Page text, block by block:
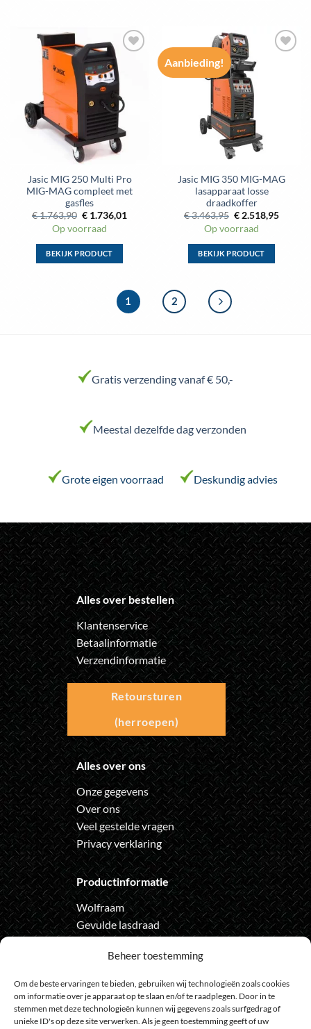
Beheer toestemming
Om de beste ervaringen te bieden, gebruiken wij technologieën zoals cookies
om informatie over je apparaat op te slaan en/of te raadplegen. Door in te
stemmen met deze technologieën kunnen wij gegevens zoals surfgedrag of
unieke ID's op deze site verwerken. Als je geen toestemming geeft of uw
Toevoegen
aan
wenslijst
Jasic MIG 250 Multi Pro
MIG-MAG compleet met
gasfles
€1.763,90 Oorspronkelijke
was:
€ 1.763,90.
€ 1.736,01Huidige
Op voorraad
BEKIJK PRODUCT
Aanbieding!
Toevoegen
Jasic MIG 350 MIG-MAG
lasapparaat losse
draadkoffer
€3.463,95 Oorspronkelijke
was:
€ 3.463,95.
€2.518,95
Op voorraad
BEKIJK PRODUCT
1 2
Gratis verzending vanaf € 50,-
Meestal dezelfde dag verzonden
Grote eigen voorraad Deskundig advies
Alles over bestellen
Klantenservice
Betaalinformatie
Verzendinformatie
Retoursturen
(herroepen)
Alles over ons
Onze gegevens
Over ons
Veel gestelde vragen
Privacy verklaring
Productinformatie
Wolfraam
Gevulde lasdraad
Onze nieuwsbrief
Meld je aan voor de nieuwsbrief
en loop geen actie meer mis